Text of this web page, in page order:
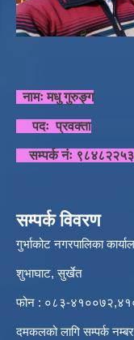
नामः मधु गुरुङ्ग
पदः प्रवक्ता
सम्पर्क नंः
सम्पर्क विवरण
गुर्भाकोट नगरपालिका
शुभाघाट, सुर्खेत
फोन : ०८३-
दमकलको लागि सम्पर्क